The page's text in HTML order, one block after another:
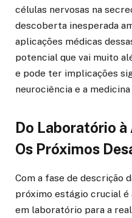
células nervosas na
descoberta inesperada
aplicações médicas
potencial que vai muito
e pode ter implicações
neurociência e a
Do Laboratório
Os Próximos
Com a fase de descrição
próximo estágio crucial
em laboratório para a